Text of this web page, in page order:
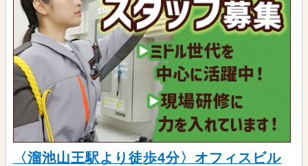
〈溜池山王駅より徒歩4分〉オフィスビル